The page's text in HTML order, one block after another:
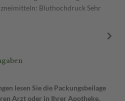
Bluthochdruck Sehr
lesen Sie die Packungsbeilage
Arzt oder in Ihrer Apotheke.